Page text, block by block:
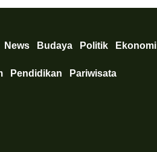
News Budaya Politik Ekonomi
Pendidikan Pariwisata